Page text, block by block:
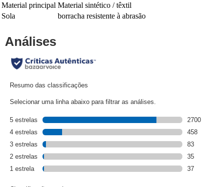
Material principal Material sintético / têxtil
Sola
borracha resistente à abrasão